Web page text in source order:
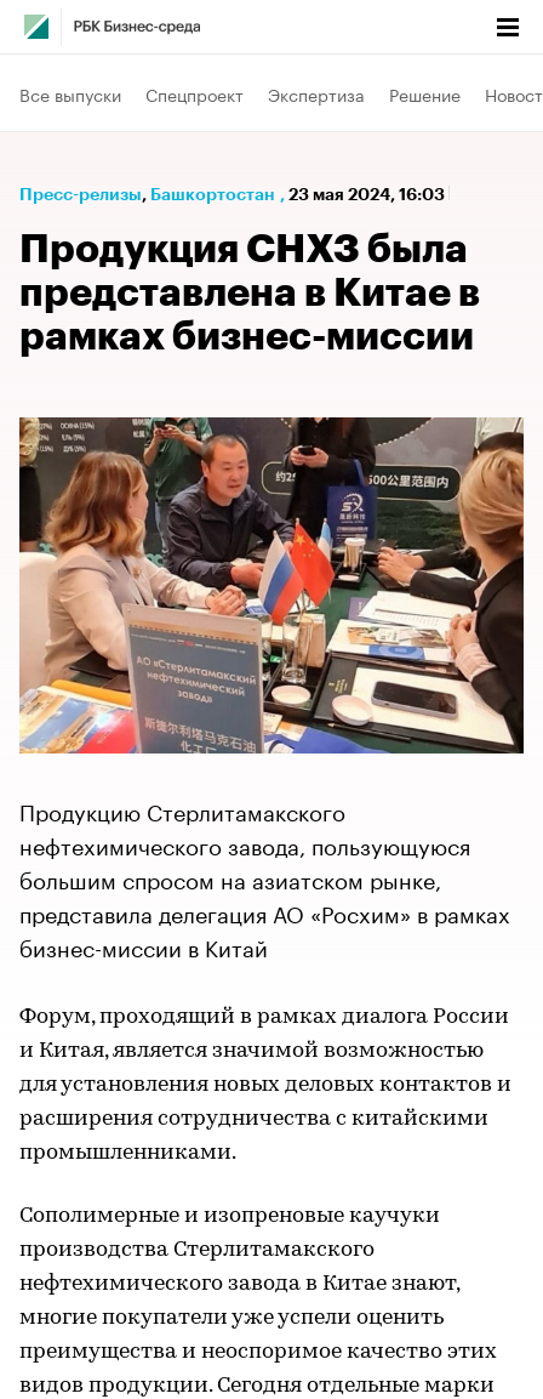
Все выпуски Спецпроект Экспертиза Решение
Пресс-релизы⁠, Башкортостан , 23 мая 2024, 16:03
Продукция СНХЗ была
представлена в Китае в
рамках бизнес-миссии
Продукцию Стерлитамакского
нефтехимического завода, пользующуюся
большим спросом на азиатском рынке,
представила делегация АО «Росхим» в рамках
бизнес-миссии в Китай
Форум, проходящий в рамках диалога России
и Китая, является значимой возможностью
для установления новых деловых контактов и
расширения сотрудничества с китайскими
промышленниками.
Сополимерные и изопреновые каучуки
производства Стерлитамакского
нефтехимического завода в Китае знают,
многие покупатели уже успели оценить
преимущества и неоспоримое качество этих
видов продукции. Сегодня отдельные марки